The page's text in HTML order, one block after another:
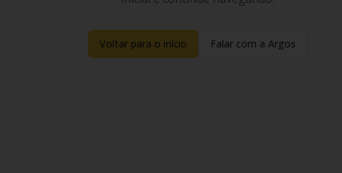
Voltar para o início Falar com a Argos